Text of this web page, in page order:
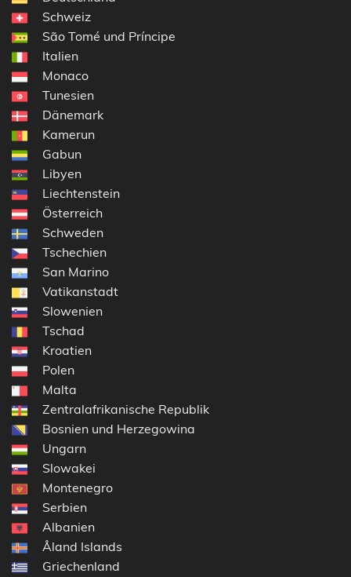
Schweiz
São Tomé und Príncipe
Italien
Monaco
Tunesien
Dänemark
Kamerun
Gabun
Libyen
Liechtenstein
Österreich
Schweden
Tschechien
San Marino
Vatikanstadt
Slowenien
Tschad
Kroatien
Polen
Malta
Zentralafrikanische Republik
Bosnien und Herzegowina
Ungarn
Slowakei
Montenegro
Serbien
Albanien
Åland Islands
Griechenland